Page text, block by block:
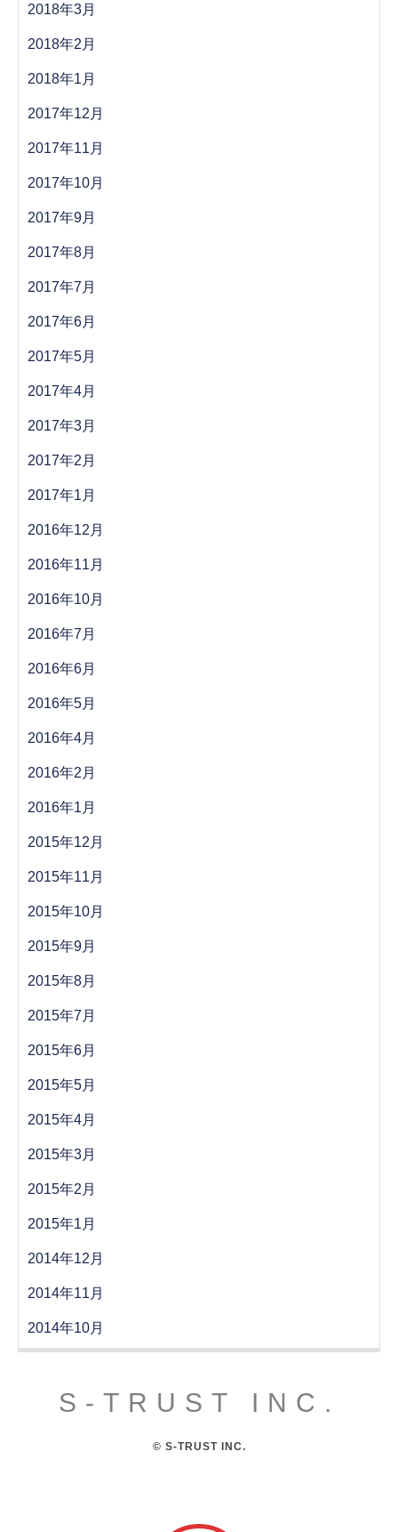
2018年3月
2018年2月
2018年1月
2017年12月
2017年11月
2017年10月
2017年9月
2017年8月
2017年7月
2017年6月
2017年5月
2017年4月
2017年3月
2017年2月
2017年1月
2016年12月
2016年11月
2016年10月
2016年7月
2016年6月
2016年5月
2016年4月
2016年2月
2016年1月
2015年12月
2015年11月
2015年10月
2015年9月
2015年8月
2015年7月
2015年6月
2015年5月
2015年4月
2015年3月
2015年2月
2015年1月
2014年12月
2014年11月
2014年10月
S-TRUST INC.
© S-TRUST INC.